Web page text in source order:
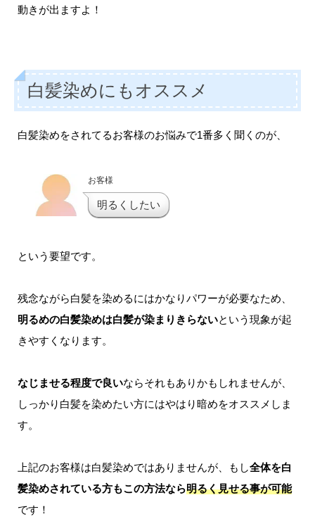
動きが出ますよ！
白髪染めにもオススメ
白髪染めをされてるお客様のお悩みで1番多く聞くのが、
お客様
明るくしたい
という要望です。
残念ながら白髪を染めるにはかなりパワーが必要なため、
明るめの白髪染めは白髪が染まりきらないという現象が起
きやすくなります。
なじませる程度で良いならそれもありかもしれませんが、
しっかり白髪を染めたい方にはやはり暗めをオススメしま
す。
上記のお客様は白髪染めではありませんが、もし全体を白
髪染めされている方もこの方法なら明るく見せる事が可能
です！